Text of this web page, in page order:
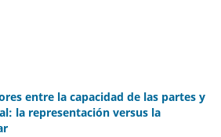
entre la capacidad de las partes y
la representación versus la